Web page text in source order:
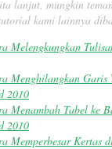
lanjut, mungkin
kami lainnya
Melengkungkan
Menghilangkan Garis
2010
Menambah Tabel ke
2010
Memperbesar Kertas